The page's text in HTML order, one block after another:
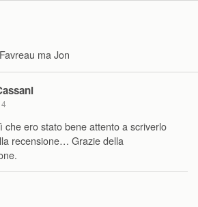
ma Jon
ero stato bene attento a scriverlo
recensione… Grazie della